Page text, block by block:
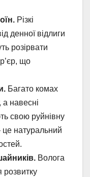
Різкі
денної відлиги
розірвати
що
Багато комах
а навесні
свою руйнівну
це натуральний
Волога
розвитку